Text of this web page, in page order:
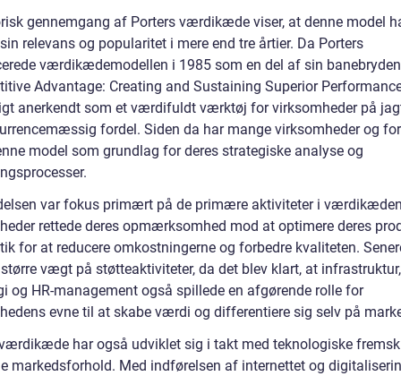
gennemgang af Porters værdikæde viser, at denne model
relevans og popularitet i mere end tre årtier. Da Porters
værdikædemodellen i 1985 som en del af sin
Advantage: Creating and Sustaining Superior
anerkendt som et værdifuldt værktøj for virksomheder på
fordel. Siden da har mange virksomheder og
model som grundlag for deres strategiske analyse og
var fokus primært på de primære aktiviteter i
rettede deres opmærksomhed mod at optimere deres
for at reducere omkostningerne og forbedre kvaliteten.
vægt på støtteaktiviteter, da det blev klart, at infrastruktur,
og HR-management også spillede en afgørende rolle for
evne til at skabe værdi og differentiere sig selv på
har også udviklet sig i takt med teknologiske
markedsforhold. Med indførelsen af internettet og